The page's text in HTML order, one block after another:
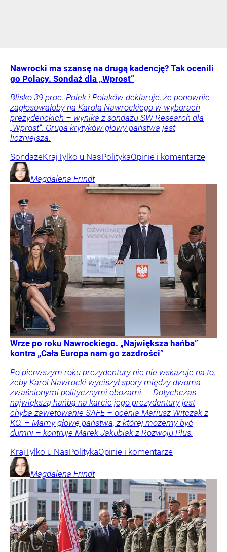
Nawrocki ma szansę na drugą kadencję? Tak ocenili
go Polacy. Sondaż dla „Wprost”
Blisko 39 proc. Polek i Polaków deklaruje, że ponownie
zagłosowałoby na Karola Nawrockiego w wyborach
prezydenckich – wynika z sondażu SW Research dla
„Wprost”. Grupa krytyków głowy państwa jest
liczniejsza.
SondażeKrajTylko u NasPolitykaOpinie i komentarze
Magdalena Frindt
Wrze po roku Nawrockiego. „Największa hańba”
kontra „Cała Europa nam go zazdrości”
Po pierwszym roku prezydentury nic nie wskazuje na to,
żeby Karol Nawrocki wyciszył spory między dwoma
zwaśnionymi politycznymi obozami. – Dotychczas
największą hańbą na karcie jego prezydentury jest
chyba zawetowanie SAFE – ocenia Mariusz Witczak z
KO. – Mamy głowę państwa, z której możemy być
dumni – kontruje Marek Jakubiak z Rozwoju Plus.
KrajTylko u NasPolitykaOpinie i komentarze
Magdalena Frindt